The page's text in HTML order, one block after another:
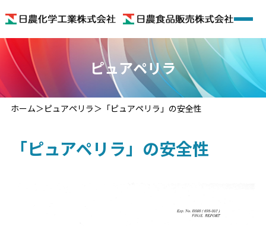
ホーム
会社概要
機能性食品素材
ピュアペリラ
ホーム ピュアペリラ 「ピュアペリラ」の安全性
「ピュアペリラ」の安全性